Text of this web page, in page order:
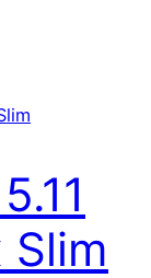
Slim